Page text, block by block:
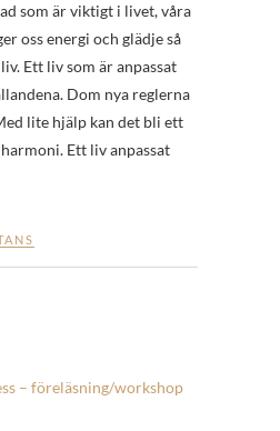
som är viktigt i livet, våra
oss energi och glädje så
Ett liv som är anpassat
Dom nya reglerna
lite hjälp kan det bli ett
Ett liv anpassat
– föreläsning/workshop